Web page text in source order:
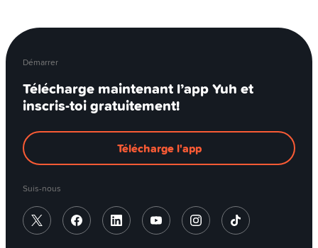
Démarrer
Télécharge maintenant l’app Yuh et
inscris-toi gratuitement!
Télécharge l'app
Suis-nous